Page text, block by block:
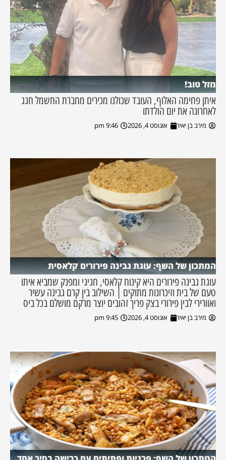
מזל טוב!
איתן פחימה האלוף, העובד שכולנו מכירים מחברת החשמל חגג
לאחרונה את יום הולדתו
מירב בן יאיר אוגוסט 4, 2026 9:46 pm
המתכון של השף: עוגת גבינה פירורים קלאסית
עוגת גבינה פירורים היא קינוח קלאסי, חגיגי ומפנק שמביא איתו
טעם של בית וזיכרונות מתוקים | השילוב בין קרם גבינה עשיר
ואוורירי לבין פירורי בצק פריך זהובים יוצר מרקם מושלם בכל ביס
מירב בן יאיר אוגוסט 4, 2026 9:45 pm